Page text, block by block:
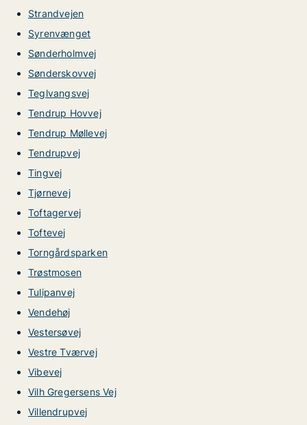
Strandvejen
Syrenvænget
Sønderholmvej
Sønderskovvej
Teglvangsvej
Tendrup Hovvej
Tendrup Møllevej
Tendrupvej
Tingvej
Tjørnevej
Toftagervej
Toftevej
Torngårdsparken
Trøstmosen
Tulipanvej
Vendehøj
Vestersøvej
Vestre Tværvej
Vibevej
Vilh Gregersens Vej
Villendrupvej